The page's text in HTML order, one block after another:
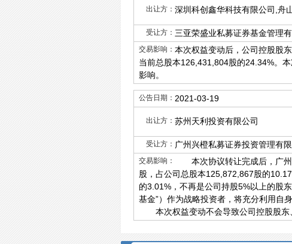
出让方： 深圳科创鑫华科技有限公司,舟
受让方： 三亚荣盛业私募证券基金管理
交易影响： 本次权益变动后，公司控股股
当前总股本126,431,804股的24.34%。
影响。
公告日期： 2021-03-19
出让方： 苏州天利投资有限公司
受让方： 广州兴橙私募证券投资管理有
交易影响：
本次协议转让完成后，广州
股，占公司总股本125,872,867股的
的3.01%，不再是公司持股5%以上的
基金”）作为战略投资者，将充分利用自
本次权益变动不会导致公司控股股东